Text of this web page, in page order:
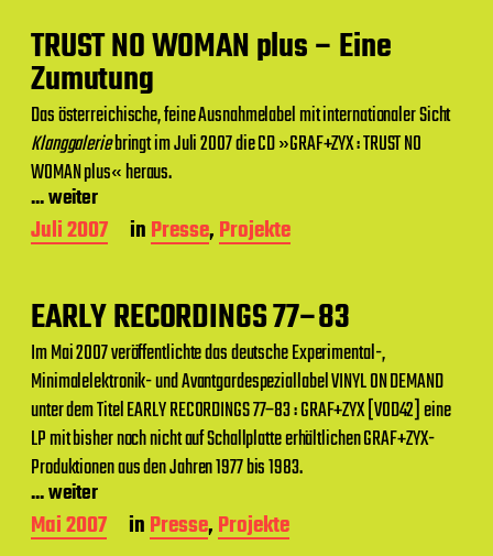
t
r
a
g
s
d
a
t
u
m
TRUST NO WOMAN plus – Eine
Zumutung
Das österreichische, feine Ausnahmelabel mit internationaler Sicht
Klanggaleriebringt im Juli 2007 die CD »GRAF+ZYX : TRUST NO
WOMAN plus« heraus.
... weiter
B
e
t
r
a
g
s
d
a
t
u
m
Juli 2007 inPresse,Projekte
EARLY RECORDINGS 77–83
Im Mai 2007 veröffentlichte das deutsche Experimental-,
Minimalelektronik- und Avantgardespeziallabel VINYL ON DEMAND
unter dem Titel EARLY RECORDINGS 77–83 : GRAF+ZYX [VOD42] eine
LP mit bisher noch nicht auf Schallplatte erhältlichen GRAF+ZYX-
Produktionen aus den Jahren 1977 bis 1983.
... weiter
B
e
Mai 2007 inPresse,Projekte